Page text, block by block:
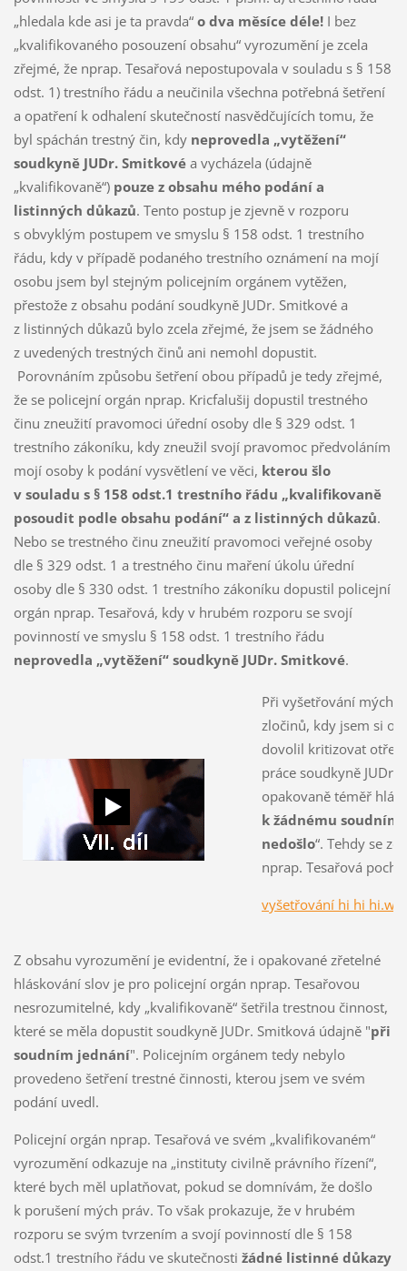
„hledala kde asi je ta pravda“ o dva měsíce déle! I bez
„kvalifikovaného posouzení obsahu“ vyrozumění je zcela
zřejmé, že nprap. Tesařová nepostupovala v souladu s § 158
odst. 1) trestního řádu a neučinila všechna potřebná šetření
a opatření k odhalení skutečností nasvědčujících tomu, že
byl spáchán trestný čin, kdy neprovedla „vytěžení“
soudkyně JUDr. Smitkovéa vycházela (údajně
„kvalifikovaně“) pouze z obsahu mého podání a
listinných důkazů. Tento postup je zjevně v rozporu
s obvyklým postupem ve smyslu § 158 odst. 1 trestního
řádu, kdy v případě podaného trestního oznámení na mojí
osobu jsem byl stejným policejním orgánem vytěžen,
přestože z obsahu podání soudkyně JUDr. Smitkové a
z listinných důkazů bylo zcela zřejmé, že jsem se žádného
z uvedených trestných činů ani nemohl dopustit.
Porovnáním způsobu šetření obou případů je tedy zřejmé,
že se policejní orgán nprap. Kricfalušij dopustil trestného
činu zneužití pravomoci úřední osoby dle § 329 odst. 1
trestního zákoníku, kdy zneužil svojí pravomoc předvoláním
mojí osoby k podání vysvětlení ve věci, kterou šlo
v souladu s § 158 odst.1 trestního řádu „kvalifikovaně
posoudit podle obsahu podání“ a z listinných důkazů.
Nebo se trestného činu zneužití pravomoci veřejné osoby
dle § 329 odst. 1 a trestného činu maření úkolu úřední
osoby dle § 330 odst. 1 trestního zákoníku dopustil policejní
orgán nprap. Tesařová, kdy v hrubém rozporu se svojí
povinností ve smyslu § 158 odst. 1 trestního řádu
neprovedla „vytěžení“ soudkyně JUDr. Smitkové.
Při vyšetřování mých
zločinů, kdy jsem si
dovolil kritizovat
práce soudkyně JUDr.
opakovaně téměř
k žádnému
nedošlo“. Tehdy se
nprap. Tesařová
vyšetřování hi hi
Z obsahu vyrozumění je evidentní, že i opakované zřetelné
hláskování slov je pro policejní orgán nprap. Tesařovou
nesrozumitelné, kdy „kvalifikovaně“ šetřila trestnou činnost,
které se měla dopustit soudkyně JUDr. Smitková údajně "při
soudním jednání". Policejním orgánem tedy nebylo
provedeno šetření trestné činnosti, kterou jsem ve svém
podání uvedl.
Policejní orgán nprap. Tesařová ve svém „kvalifikovaném“
vyrozumění odkazuje na „instituty civilně právního řízení“,
které bych měl uplatňovat, pokud se domnívám, že došlo
k porušení mých práv. To však prokazuje, že v hrubém
rozporu se svým tvrzením a svojí povinností dle § 158
odst.1 trestního řádu ve skutečnosti žádné listinné důkazy